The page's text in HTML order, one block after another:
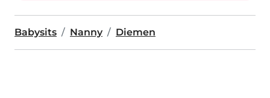
Babysits Nanny Diemen